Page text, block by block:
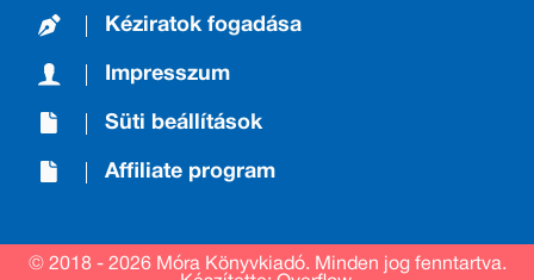
Kéziratok fogadása
Impresszum
Süti beállítások
Affiliate program
© 2018 - 2026 Móra Könyvkiadó. Minden jog fenntartva.